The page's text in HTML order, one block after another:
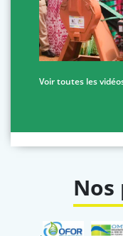
Voir toutes les